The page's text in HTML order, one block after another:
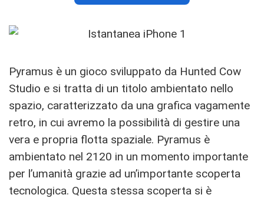
Pyramus è un gioco sviluppato da Hunted Cow
Studio e si tratta di un titolo ambientato nello
spazio, caratterizzato da una grafica vagamente
retro, in cui avremo la possibilità di gestire una
vera e propria flotta spaziale. Pyramus è
ambientato nel 2120 in un momento importante
per l’umanità grazie ad un’importante scoperta
tecnologica. Questa stessa scoperta si è